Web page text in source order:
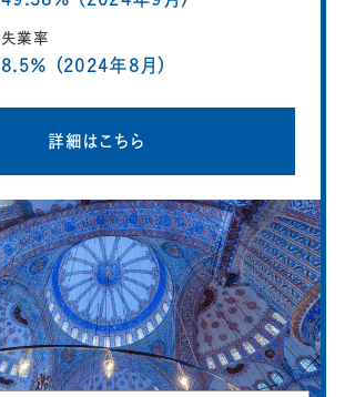
失業率
8.5％ (2024年8月)
詳細はこちら